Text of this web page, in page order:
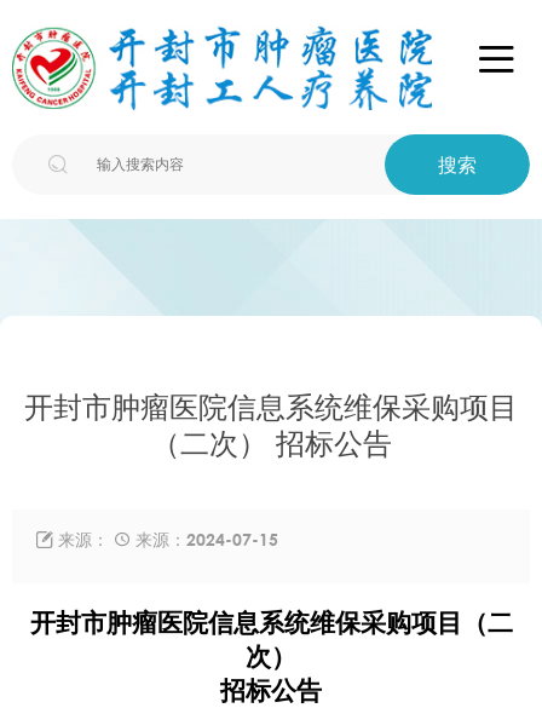

 搜索
开封市肿瘤医院信息系统维保采购项目
（二次） 招标公告
 来源：  来源：2024-07-15
开封市肿瘤医院信息系统维保采购项目 （二
次）
招标公告